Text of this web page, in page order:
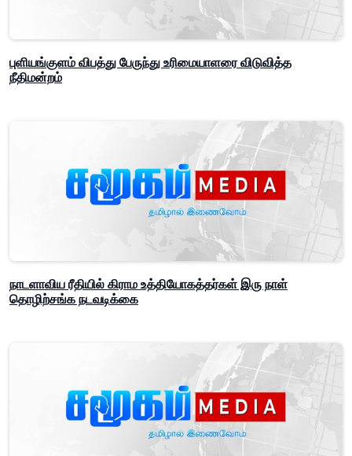
புளியங்குளம் விபத்து பேருந்து உரிமையாளரை விடுவித்த
நீதிமன்றம்
நாடளாவிய ரீதியில் கிராம உத்தியோகத்தர்கள் இரு நாள்
தொழிற்சங்க நடவடிக்கை